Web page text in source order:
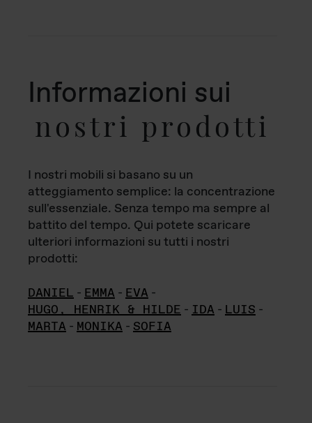
Informazioni sui
nostri prodotti
I nostri mobili si basano su un
atteggiamento semplice: la concentrazione
sull'essenziale. Senza tempo ma sempre al
battito del tempo. Qui potete scaricare
ulteriori informazioni su tutti i nostri
prodotti:
DANIEL - EMMA - EVA -
HUGO, HENRIK & HILDE - IDA - LUIS -
MARTA - MONIKA - SOFIA